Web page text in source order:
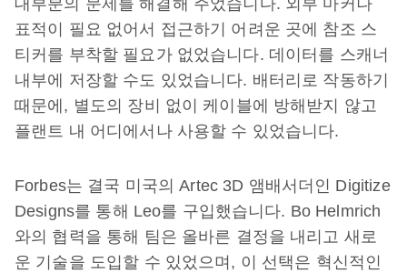
대부분의 문제를 해결해 주었습니다. 외부 마커나
표적이 필요 없어서 접근하기 어려운 곳에 참조 스
티커를 부착할 필요가 없었습니다. 데이터를 스캐너
내부에 저장할 수도 있었습니다. 배터리로 작동하기
때문에, 별도의 장비 없이 케이블에 방해받지 않고
플랜트 내 어디에서나 사용할 수 있었습니다.
Forbes는 결국 미국의 Artec 3D 앰배서더인 Digitize
Designs를 통해 Leo를 구입했습니다. Bo Helmrich
와의 협력을 통해 팀은 올바른 결정을 내리고 새로
운 기술을 도입할 수 있었으며, 이 선택은 혁신적인